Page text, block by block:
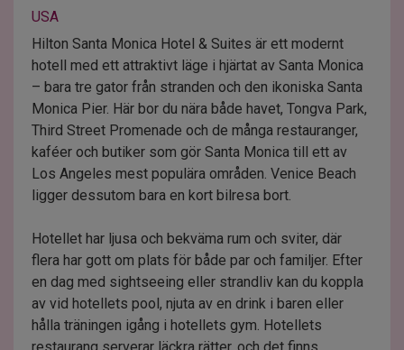
USA
Hilton Santa Monica Hotel & Suites är ett modernt
hotell med ett attraktivt läge i hjärtat av Santa Monica
– bara tre gator från stranden och den ikoniska Santa
Monica Pier. Här bor du nära både havet, Tongva Park,
Third Street Promenade och de många restauranger,
kaféer och butiker som gör Santa Monica till ett av
Los Angeles mest populära områden. Venice Beach
ligger dessutom bara en kort bilresa bort.
Hotellet har ljusa och bekväma rum och sviter, där
flera har gott om plats för både par och familjer. Efter
en dag med sightseeing eller strandliv kan du koppla
av vid hotellets pool, njuta av en drink i baren eller
hålla träningen igång i hotellets gym. Hotellets
restaurang serverar läckra rätter, och det finns